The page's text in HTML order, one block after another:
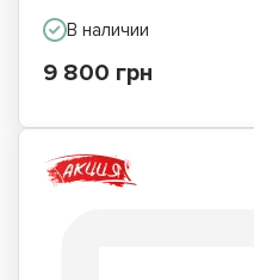
В наличии
9 800 грн